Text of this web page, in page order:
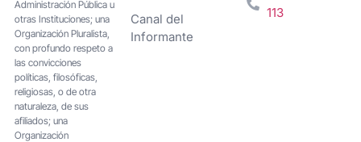
Administración Pública u
otras Instituciones; una
Organización Pluralista,
con profundo respeto a
las convicciones
políticas, filosóficas,
religiosas, o de otra
naturaleza, de sus
afiliados; una
Organización
Canal del
Informante
113